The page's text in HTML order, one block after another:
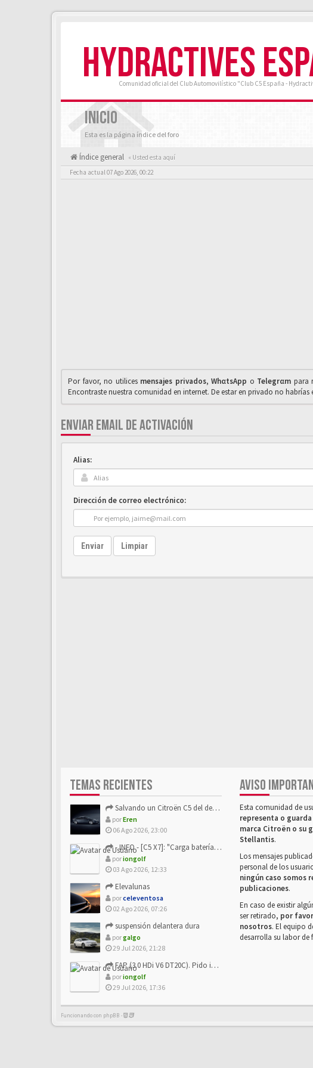
HYDRACTIVES
Comunidad oficial del Club Automovilístico "Club C5 España -
INICIO
Esta es la página índice del foro
Índice general « Usted esta aquí
Fecha actual 07 Ago 2026, 00:22
Por favor, no utilices mensajes privados,WhαtsApp o Telegrαm para
Encontraste nuestra comunidad en internet. De estar en privado no
ENVIAR EMAIL DE ACTIVACIÓN
Alias:
Dirección de correo electrónico:
Enviar Limpiar
TEMAS RECIENTES
Salvando un Citroën C5 del desguace: Presentación y seguimiento
porEren
06 Ago 2026, 23:00
- INFO - [C5 X7]: "Carga batería o alimentación eléctri...
poriongolf
03 Ago 2026, 12:33
Elevalunas
porceleventosa
02 Ago 2026, 07:26
suspensión delantera dura
porgalgo
29 Jul 2026, 21:28
FAP (3.0 HDi V6 DT20C). Pido info sobre su sustitución
poriongolf
29 Jul 2026, 17:36
AVISO
Esta comunidad de
representa o
marca Citroën o su
Stellantis.
Los mensajes
personal de los
ningún caso somos
publicaciones.
En caso de existir
ser retirado, por
nosotros. El equipo
desarrolla su labor de
Funcionando con phpBB -